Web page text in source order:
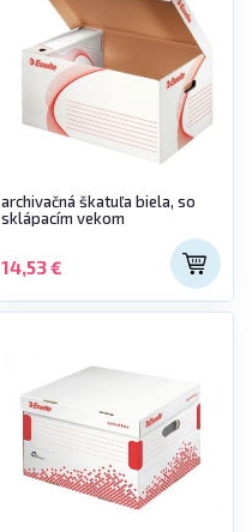
archivačná škatuľa biela, so
sklápacím vekom
14,53 €